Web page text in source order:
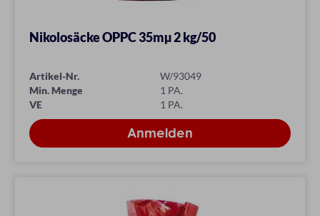
Nikolosäcke OPPC 35mµ 2 kg/50
Artikel-Nr.
W/93049
Min. Menge
1 PA.
VE
1 PA.